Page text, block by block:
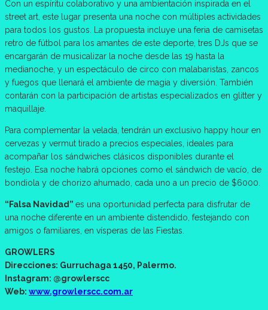
Con un espíritu colaborativo y una ambientación inspirada en el
street art, este lugar presenta una noche con múltiples actividades
para todos los gustos. La propuesta incluye una feria de camisetas
retro de fútbol para los amantes de este deporte, tres DJs que se
encargarán de musicalizar la noche desde las 19 hasta la
medianoche, y un espectáculo de circo con malabaristas, zancos
y fuegos que llenará el ambiente de magia y diversión. También
contarán con la participación de artistas especializados en glitter y
maquillaje.
Para complementar la velada, tendrán un exclusivo happy hour en
cervezas y vermut tirado a precios especiales, ideales para
acompañar los sándwiches clásicos disponibles durante el
festejo. Esa noche habrá opciones como el sándwich de vacío, de
bondiola y de chorizo ahumado, cada uno a un precio de $6000.
“Falsa Navidad” es una oportunidad perfecta para disfrutar de
una noche diferente en un ambiente distendido, festejando con
amigos o familiares, en vísperas de las Fiestas.
GROWLERS
Direcciones: Gurruchaga 1450, Palermo.
Instagram: @growlerscc
Web: www.growlerscc.com.ar